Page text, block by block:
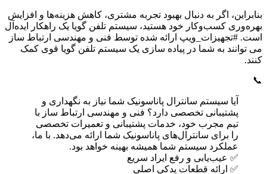
بنابراین، اگر به دنبال بهبود تجربه مشتری، کاهش هزینه‌ها و افزایش
بهره‌وری کسب‌وکار خود هستید، سیستم تلفن گویا یک راهکار ایده‌آل
است. #تجهیزات_ویپ ارائه شده توسط فنی و مهندسی ارتباط ساز
می توانند به شما در پیاده سازی یک سیستم تلفن گویا قوی کمک
کنند.
📞
آیا سیستم سانترال پاناسونیک شما نیاز به نگهداری و
پشتیبانی تخصصی دارد؟ فنی و مهندسی ارتباط ساز با
تیم مجرب خود، خدمات پشتیبانی و تعمیرات تخصصی
را برای سانترال‌های پاناسونیک شما ارائه می‌دهد. با ما،
عملکرد سیستم شما همیشه بهینه خواهد بود.
✅ عیب‌یابی و رفع ایراد سریع
✅ ارائه قطعات یدکی اصلی